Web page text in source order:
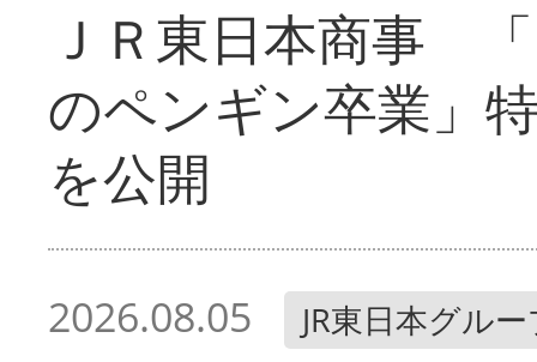
ＪＲ東日本商事
のペンギン卒業」
を公開
2026.08.05 JR東日本グル